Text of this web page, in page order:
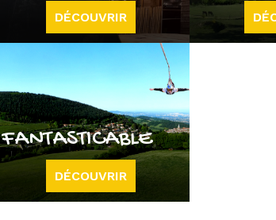
DÉCOUVRIR
FANTASTICABLE
DÉCOUVRIR